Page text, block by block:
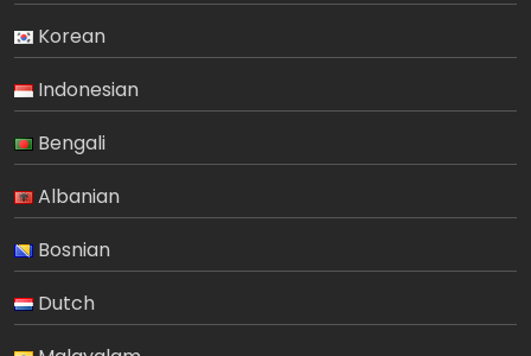
Korean
Indonesian
Bengali
Albanian
Bosnian
Dutch